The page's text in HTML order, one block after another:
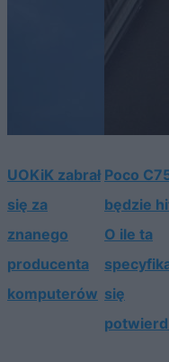
UOKiK zabrał
się za
znanego
producenta
komputerów
Poco
będzie
O ile ta
się